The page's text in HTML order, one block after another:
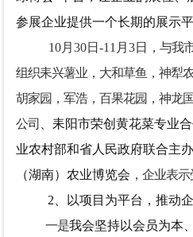
参展企业提供一个长期的展示平
10月 30日-11月3日 ， 与我
组织耒兴薯业，大和草鱼，神犁
胡家园，军浩，百果花园，神龙
公司
、耒阳市荣创黄花菜专业
业农村部和省人民政府联合主
（湖南）农业博览会 ，企业表示
2、以项目为平台，推动
一是我会坚持以会员为本